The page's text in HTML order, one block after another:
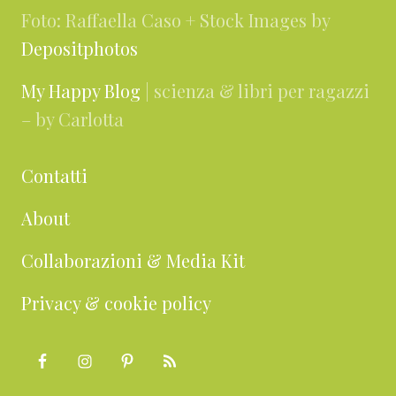
Foto: Raffaella Caso + Stock Images by
Depositphotos
My Happy Blog | scienza & libri per ragazzi
– by Carlotta
Contatti
About
Collaborazioni & Media Kit
Privacy & cookie policy